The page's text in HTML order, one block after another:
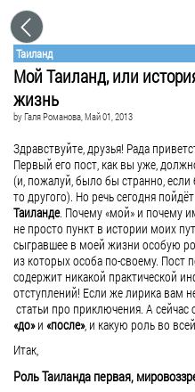
Таиланд
Мой Таиланд, или
жизнь
byГаля Романова, Май 01, 2013
Здравствуйте, друзья! Рада
Первый его пост, как вы уже,
(и, пожалуй, было бы странно, если
то другого). Но речь сегодня
Таиланде. Почему «мой» и почему
не просто пункт в истории моих
сыгравшее в моей жизни особую
из которых особа по-своему. Пост
содержит никакой практической
отступлений! Если же лирика вам
статьи про приключения. А
«до»и «после», и какую роль во
Итак,
Роль Таиланда первая,